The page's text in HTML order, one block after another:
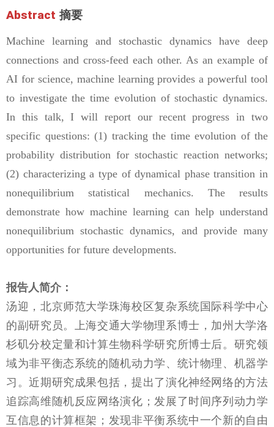
Abstract 摘要
Machine learning and stochastic dynamics have deep
connections and cross-feed each other. As an example of
AI for science, machine learning provides a powerful tool
to investigate the time evolution of stochastic dynamics.
In this talk, I will report our recent progress in two
specific questions: (1) tracking the time evolution of the
probability distribution for stochastic reaction networks;
(2) characterizing a type of dynamical phase transition in
nonequilibrium statistical mechanics. The results
demonstrate how machine learning can help understand
nonequilibrium stochastic dynamics, and provide many
opportunities for future developments.
报告人简介：
汤迎，北京师范大学珠海校区复杂系统国际科学中心
的副研究员。上海交通大学物理系博士，加州大学洛
杉矶分校定量和计算生物科学研究所博士后。研究领
域为非平衡态系统的随机动力学、统计物理、机器学
习。近期研究成果包括，提出了演化神经网络的方法
追踪高维随机反应网络演化；发展了时间序列动力学
互信息的计算框架；发现非平衡系统中一个新的自由